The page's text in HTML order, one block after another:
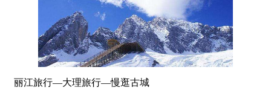
丽江旅行—大理旅行—慢逛古城